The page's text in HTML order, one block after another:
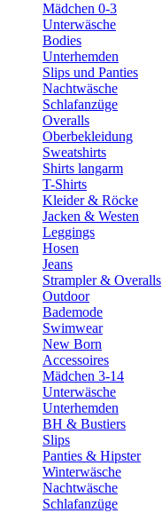
Mädchen 0-3
Unterwäsche
Bodies
Unterhemden
Slips und Panties
Nachtwäsche
Schlafanzüge
Overalls
Oberbekleidung
Sweatshirts
Shirts langarm
T-Shirts
Kleider & Röcke
Jacken & Westen
Leggings
Hosen
Jeans
Strampler & Overalls
Outdoor
Bademode
Swimwear
New Born
Accessoires
Mädchen 3-14
Unterwäsche
Unterhemden
BH & Bustiers
Slips
Panties & Hipster
Winterwäsche
Nachtwäsche
Schlafanzüge